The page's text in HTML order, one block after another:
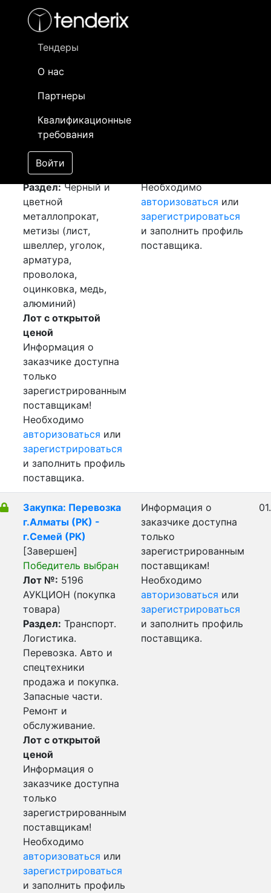
Тендеры
О нас
Партнеры
Квалификационные
требования
Войти
- активный лот
- сохраненный лот (не опубликован)
Закуп: Арматура и
[Завершен]
Лот №:
АУКЦИОН (покупка
товара)
Раздел:Черный и
цветной
металлопрокат,
метизы (лист,
швеллер, уголок,
арматура,
проволока,
оцинковка, медь,
алюминий)
Лот с открытой
ценой
Информация о
заказчике доступна
только
зарегистрированным
поставщикам!
Необходимо
авторизоваться или
зарегистрироваться
и заполнить профиль
поставщика.
Необходимо
авторизоваться или
зарегистрироваться
и заполнить профиль
поставщика.
Закупка: Перевозка
г.Алматы (РК) -
г.Семей (РК)
[Завершен]
Победитель выбран
Лот №: 5196
АУКЦИОН (покупка
товара)
Раздел: Транспорт.
Логистика.
Перевозка. Авто и
спецтехники
продажа и покупка.
Запасные части.
Ремонт и
обслуживание.
Лот с открытой
ценой
Информация о
заказчике доступна
только
зарегистрированным
поставщикам!
Необходимо
авторизоваться или
зарегистрироваться
и заполнить профиль
Информация о
заказчике доступна
только
зарегистрированным
поставщикам!
Необходимо
авторизоваться или
зарегистрироваться
и заполнить профиль
поставщика.